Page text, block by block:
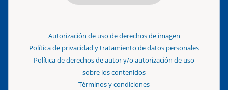
Autorización de uso de derechos de imagen
Política de privacidad y tratamiento de datos personales
Política de derechos de autor y/o autorización de uso
sobre los contenidos
Términos y condiciones